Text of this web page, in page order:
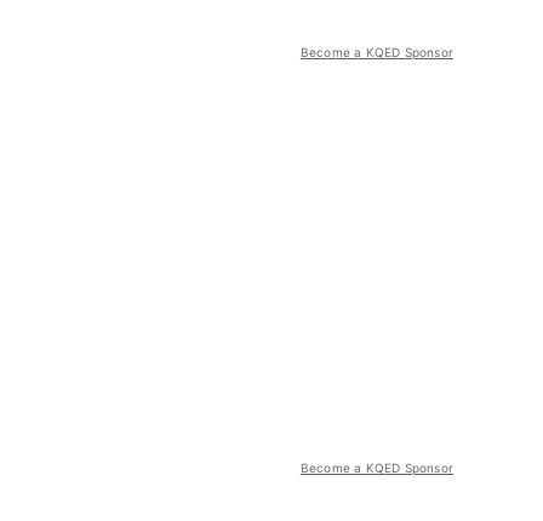
Become a KQED Sponsor
Become a KQED Sponsor